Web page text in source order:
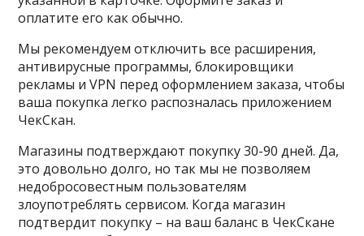
оплатите его как обычно.
Мы рекомендуем отключить все расширения,
антивирусные программы, блокировщики
рекламы и VPN перед оформлением заказа, чтобы
ваша покупка легко распозналась приложением
ЧекСкан.
Магазины подтверждают покупку 30-90 дней. Да,
это довольно долго, но так мы не позволяем
недобросовестным пользователям
злоупотреблять сервисом. Когда магазин
подтвердит покупку – на ваш баланс в ЧекСкане